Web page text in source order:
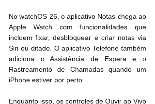
No watchOS 26, o aplicativo Notas chega ao
Apple Watch com funcionalidades que
incluem fixar, desbloquear e criar notas via
Siri ou ditado. O aplicativo Telefone também
adiciona o Assistência de Espera e o
Rastreamento de Chamadas quando um
iPhone estiver por perto.
Enquanto isso, os controles de Ouvir ao Vivo